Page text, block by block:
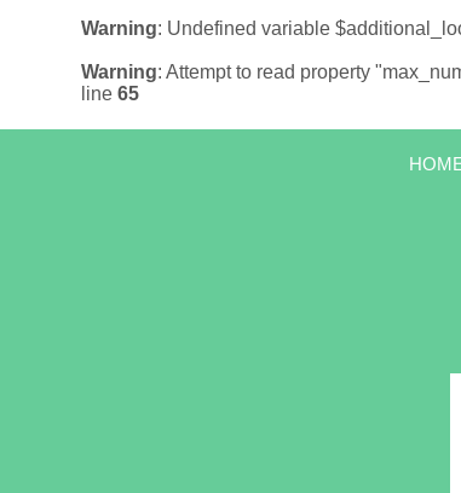
Warning: Undefined variable
Warning: Attempt to read property
line65